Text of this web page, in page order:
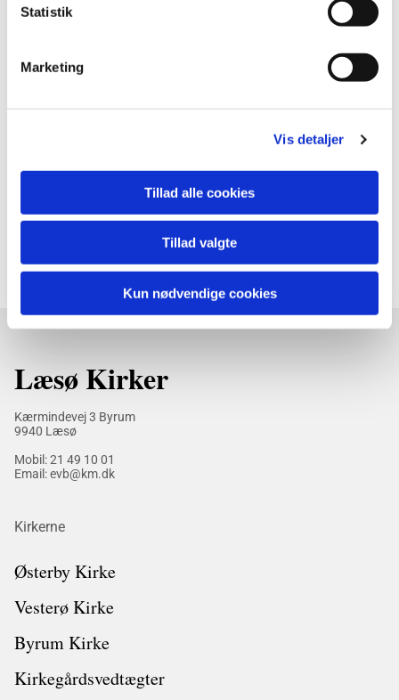
Statistik
Marketing
Vis detaljer
Tillad alle cookies
Tillad valgte
Kun nødvendige cookies
Læsø Kirker
Kærmindevej 3 Byrum
9940 Læsø
Mobil:21 49 10 01
Email: evb@km.dk
Kirkerne
Østerby Kirke
Vesterø Kirke
Byrum Kirke
Kirkegårdsvedtægter